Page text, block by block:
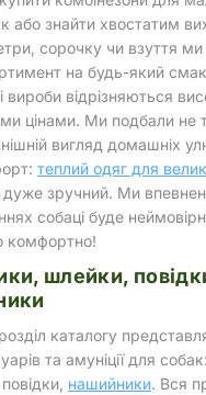
або знайти хвостатим
сорочку чи взуття
на будь-який
вироби відрізняються
цінами. Ми подбали не
вигляд домашніх
теплий одяг для
дуже зручний. Ми
собаці буде
комфортно!
шлейки,
каталогу
та амуніції для
нашийники. Вся